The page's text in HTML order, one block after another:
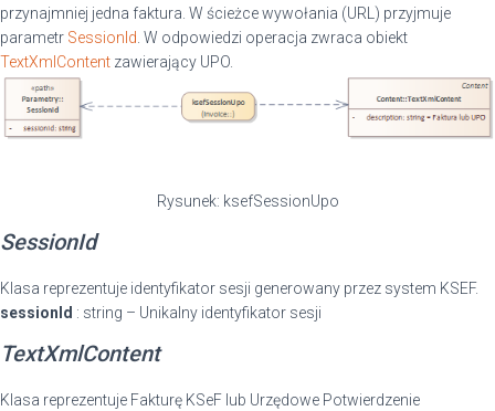
przynajmniej jedna faktura. W ścieżce wywołania (URL) przyjmuje
parametr SessionId. W odpowiedzi operacja zwraca obiekt
TextXmlContent zawierający UPO.
Rysunek: ksefSessionUpo
SessionId
Klasa reprezentuje identyfikator sesji generowany przez system KSEF.
sessionId : string – Unikalny identyfikator sesji
TextXmlContent
Klasa reprezentuje Fakturę KSeF lub Urzędowe Potwierdzenie